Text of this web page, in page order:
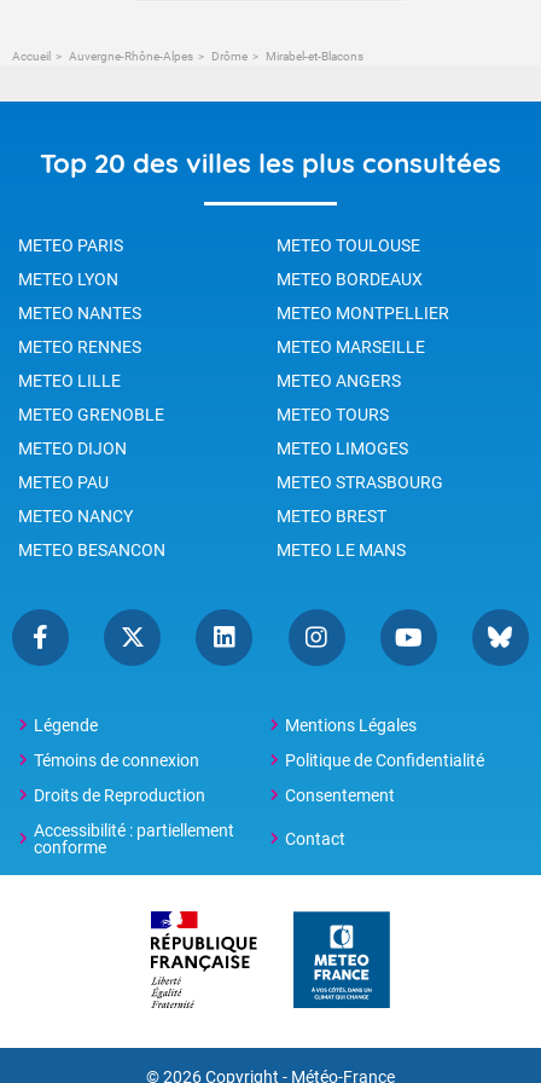
Accueil Auvergne-Rhône-Alpes Drôme Mirabel-et-Blacons
Top 20 des villes les plus consultées
METEO PARIS
METEO TOULOUSE
METEO LYON
METEO BORDEAUX
METEO NANTES
METEO MONTPELLIER
METEO RENNES
METEO MARSEILLE
METEO LILLE
METEO ANGERS
METEO GRENOBLE
METEO TOURS
METEO DIJON
METEO LIMOGES
METEO PAU
METEO STRASBOURG
METEO NANCY
METEO BREST
METEO BESANCON
METEO LE MANS
Légende
Mentions Légales
Témoins de connexion
Politique de Confidentialité
Droits de Reproduction
Consentement
Accessibilité : partiellement
conforme
Contact
© 2026 Copyright - Météo-France